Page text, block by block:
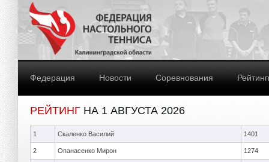
Федерация Новости Соревнования
РЕЙТИНГ НА 1 АВГУСТА 2026
1 Скаленко Василий 1401
2 Опанасенко Мирон 1274